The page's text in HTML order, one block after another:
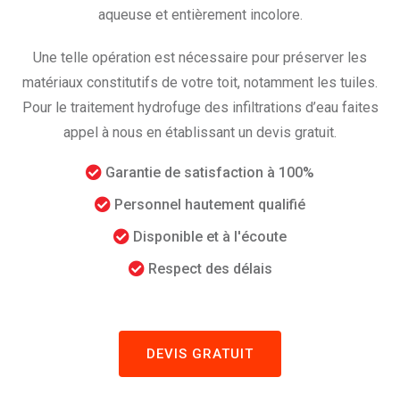
aqueuse et entièrement incolore.
Une telle opération est nécessaire pour préserver les
matériaux constitutifs de votre toit, notamment les tuiles.
Pour le traitement hydrofuge des infiltrations d’eau faites
appel à nous en établissant un devis gratuit.
Garantie de satisfaction à 100%
Personnel hautement qualifié
Disponible et à l'écoute
Respect des délais
DEVIS GRATUIT